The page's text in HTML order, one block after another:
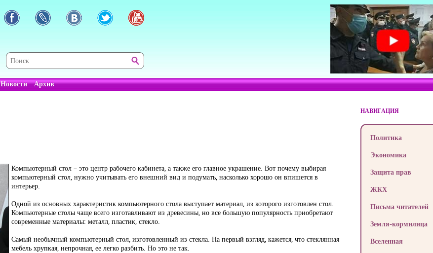
Новости Архив
Компьютерный стол – это центр рабочего кабинета, а также его главное украшение. Вот почему выбирая
компьютерный стол, нужно учитывать его внешний вид и подумать, насколько хорошо он впишется в
интерьер.
Одной из основных характеристик компьютерного стола выступает материал, из которого изготовлен стол.
Компьютерные столы чаще всего изготавливают из древесины, но все большую популярность приобретают
современные материалы: металл, пластик, стекло.
Самый необычный компьютерный стол, изготовленный из стекла. На первый взгляд, кажется, что стеклянная
мебель хрупкая, непрочная, ее легко разбить. Но это не так.
НАВИГАЦИЯ
Политика
Экономика
Защита прав
ЖКХ
Письма читателей
Земля-кормилица
Вселенная